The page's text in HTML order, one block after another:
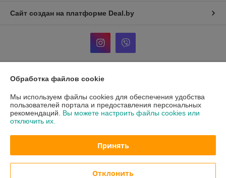
Сайт создан на платформе Deal.by
Информация для покупателя
Индивидуальный предприниматель:Кузнецов Александр
Александрович
ул. Тикоцкого д2, кв52
району г. Минска
Обработка файлов cookie
Мы используем файлы cookies для обеспечения удобства
пользователей портала и предоставления персональных
рекомендаций. Вы можете настроить файлы cookies или
отключить их.
Принять
Отклонить